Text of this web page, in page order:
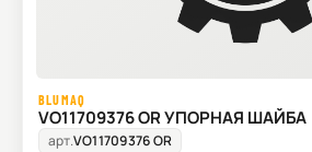
BLUMAQ
VO11709376 OR УПОРНАЯ ШАЙБА
арт.VO11709376 OR